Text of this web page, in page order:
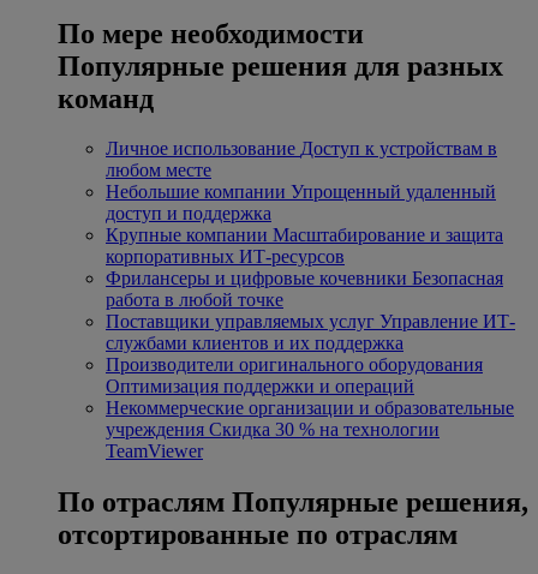
По мере необходимости
Популярные решения для разных
команд
Личное использование Доступ к устройствам в
любом месте
Небольшие компании Упрощенный удаленный
доступ и поддержка
Крупные компании Масштабирование и защита
корпоративных ИТ-ресурсов
Фрилансеры и цифровые кочевники Безопасная
работа в любой точке
Поставщики управляемых услуг Управление ИТ-
службами клиентов и их поддержка
Производители оригинального оборудования
Оптимизация поддержки и операций
Некоммерческие организации и образовательные
учреждения Скидка 30 % на технологии
TeamViewer
По отраслям Популярные решения,
отсортированные по отраслям